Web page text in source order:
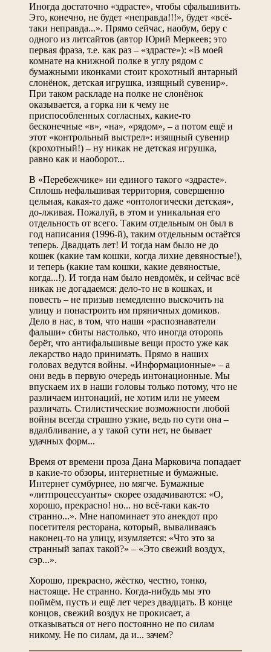
Иногда достаточно «здрасте», чтобы сфальшивить.
Это, конечно, не будет «неправда!!!», будет «всё-
таки неправда...». Прямо сейчас, наобум, беру с
одного из литсайтов (автор Юрий Меркеев; это
первая фраза, т.е. как раз – «здрасте»): «В моей
комнате на книжной полке в углу рядом с
бумажными иконками стоит крохотный янтарный
слонёнок, детская игрушка, изящный сувенир».
При таком раскладе на полке не слонёнок
оказывается, а горка ни к чему не
приспособленных согласных, какие-то
бесконечные «в», «на», «рядом», – а потом ещё и
этот «контрольный выстрел»: изящный сувенир
(крохотный!) – ну никак не детская игрушка,
равно как и наоборот...
В «Перебежчике» ни единого такого «здрасте».
Сплошь нефальшивая территория, совершенно
цельная, какая-то даже «онтологически детская»,
до-лживая. Пожалуй, в этом и уникальная его
отдельность от всего. Таким отдельным он был в
год написания (1996-й), таким отдельным остаётся
теперь. Двадцать лет! И тогда нам было не до
кошек (какие там кошки, когда лихие девяностые!),
и теперь (какие там кошки, какие девяностые,
когда...!). И тогда нам было невдомёк, и сейчас всё
никак не догадаемся: дело-то не в кошках, и
повесть – не призыв немедленно выскочить на
улицу и понастроить им пряничных домиков.
Дело в нас, в том, что наши «распознаватели
фальши» сбиты настолько, что иногда оторопь
берёт, что антифальшивые вещи просто уже как
лекарство надо принимать. Прямо в наших
головах ведутся войны. «Информационные» – а
они ведь в первую очередь интонационные. Мы
впускаем их в наши головы только потому, что не
различаем интонаций, не хотим или не умеем
различать. Стилистические возможности любой
войны всегда страшно узкие, ведь по сути она –
вдалбливание, а у такой сути нет, не бывает
удачных форм...
Время от времени проза Дана Марковича попадает
в какие-то обзоры, интернетные и бумажные.
Интернет сумбурнее, но мягче. Бумажные
«литпроцессуанты» скорее озадачиваются: «О,
хорошо, прекрасно! но... но всё-таки как-то
странно...». Мне напоминает это анекдот про
посетителя ресторана, который, вываливаясь
наконец-то на улицу, изумляется: «Что это за
странный запах такой?» – «Это свежий воздух,
сэр...».
Хорошо, прекрасно, жёстко, честно, тонко,
настояще. Не странно. Когда-нибудь мы это
поймём, пусть и ещё лет через двадцать. В конце
концов, свежий воздух не прокисает, а
отказываться от него постоянно не по силам
никому. Не по силам, да и... зачем?